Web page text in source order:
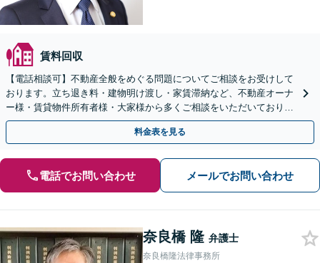
賃料回収
【電話相談可】不動産全般をめぐる問題についてご相談をお受けして
おります。立ち退き料・建物明け渡し・家賃滞納など、不動産オーナ
ー様・賃貸物件所有者様・大家様から多くご相談をいただいておりま
す。お気軽にお電話ください。
料金表を見る
電話でお問い合わせ メールでお問い合わせ
奈良橋 隆 弁護士
奈良橋隆法律事務所